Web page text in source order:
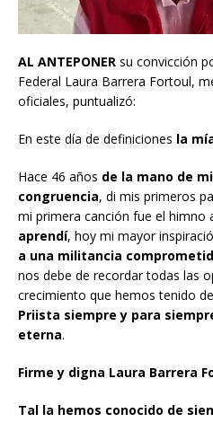
AL ANTEPONER su convicción
Federal Laura Barrera Fortoul,
oficiales, puntualizó:
En este día de definiciones la
Hace 46 años de la mano de
congruencia, di mis primeros
mi primera canción fue el himno
aprendí, hoy mi mayor
a una militancia
nos debe de recordar todas las
crecimiento que hemos tenido
Priista siempre y para
eterna.
Firme y digna Laura Barrera
Tal la hemos conocido de